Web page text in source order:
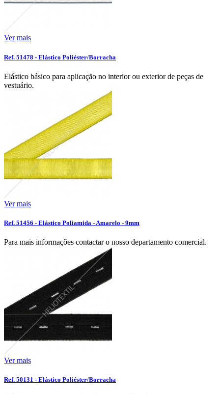
Ver mais
Ref. 51478 - Elástico Poliéster/Borracha
Elástico básico para aplicação no interior ou exterior de peças de
vestuário.
Ver mais
Ref. 51456 - Elástico Poliamida - Amarelo - 9mm
Para mais informações contactar o nosso departamento comercial.
Ver mais
Ref. 50131 - Elástico Poliéster/Borracha